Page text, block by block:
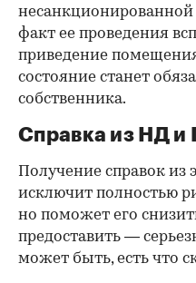
несанкционированной
факт ее проведения
приведение
состояние станет
собственника.
Справка из НД
Получение справок из
исключит полностью
но поможет его
предоставить —
может быть, есть что